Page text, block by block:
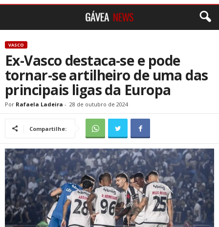
VASCO
Ex-Vasco destaca-se e pode
tornar-se artilheiro de uma das
principais ligas da Europa
Por Rafaela Ladeira - 28 de outubro de 2024
Compartilhe: